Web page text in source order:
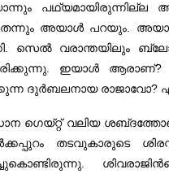
പഥ്യമായിരുന്നില്ല
അയാള്‍ പറയും.
സെല്‍ വരാന്തയിലും
ഇയാള്‍ ആരാണ്‌?
ദുര്‍ബലനായ
വലിയ
തടവുകാരുടെ